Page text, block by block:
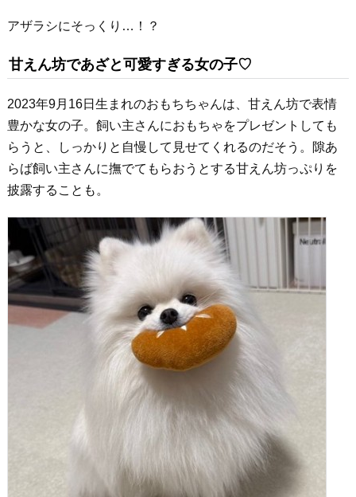
アザラシにそっくり…！？
甘えん坊であざと可愛すぎる女の子♡
2023年9月16日生まれのおもちちゃんは、甘えん坊で表情
豊かな女の子。飼い主さんにおもちゃをプレゼントしても
らうと、しっかりと自慢して見せてくれるのだそう。隙あ
らば飼い主さんに撫でてもらおうとする甘えん坊っぷりを
披露することも。